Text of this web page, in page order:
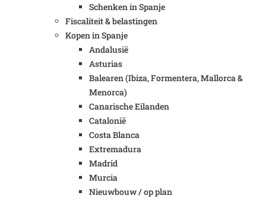
Schenken in Spanje
Fiscaliteit & belastingen
Kopen in Spanje
Andalusië
Asturias
Balearen (Ibiza, Formentera, Mallorca &
Menorca)
Canarische Eilanden
Catalonië
Costa Blanca
Extremadura
Madrid
Murcia
Nieuwbouw / op plan